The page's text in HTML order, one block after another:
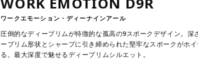
ワークエモーション・ディーナインアール
圧倒的なディープリムが特徴的な孤高の9スポークデザイン。深
ープリム形状とシャープに引き締められた堅牢なスポークがホ
る。最大深度で魅せるディープリムシルエット。